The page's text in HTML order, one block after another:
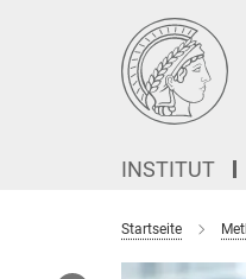
INSTITUT
Startseite